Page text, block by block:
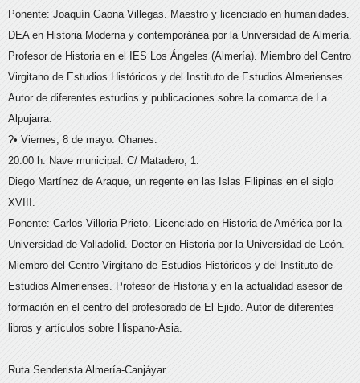
Ponente: Joaquín Gaona Villegas. Maestro y licenciado en humanidades.
DEA en Historia Moderna y contemporánea por la Universidad de Almería.
Profesor de Historia en el IES Los Ángeles (Almería). Miembro del Centro
Virgitano de Estudios Históricos y del Instituto de Estudios Almerienses.
Autor de diferentes estudios y publicaciones sobre la comarca de La
Alpujarra.
?• Viernes, 8 de mayo. Ohanes.
20:00 h. Nave municipal. C/ Matadero, 1.
Diego Martínez de Araque, un regente en las Islas Filipinas en el siglo
XVIII.
Ponente: Carlos Villoria Prieto. Licenciado en Historia de América por la
Universidad de Valladolid. Doctor en Historia por la Universidad de León.
Miembro del Centro Virgitano de Estudios Históricos y del Instituto de
Estudios Almerienses. Profesor de Historia y en la actualidad asesor de
formación en el centro del profesorado de El Ejido. Autor de diferentes
libros y artículos sobre Hispano-Asia.
Ruta Senderista Almería-Canjáyar